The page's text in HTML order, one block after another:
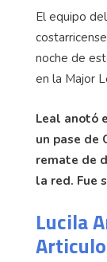
El equipo
noche de
en la Major
Leal anotó
un pase de
remate de
la red. Fue
Lucila
Articulo